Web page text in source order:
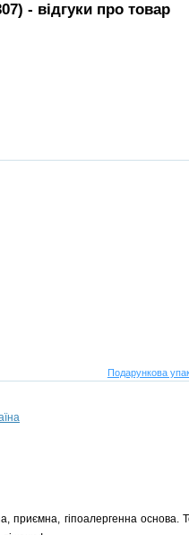
- вiдгуки про товар
Подарункова
гіпоалергенна основа.